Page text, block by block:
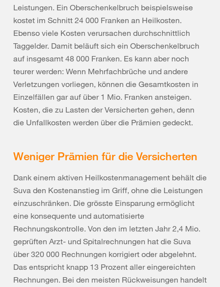
Leistungen. Ein Oberschenkelbruch beispielsweise
kostet im Schnitt 24 000 Franken an Heilkosten.
Ebenso viele Kosten verursachen durchschnittlich
Taggelder. Damit beläuft sich ein Oberschenkelbruch
auf insgesamt 48 000 Franken. Es kann aber noch
teurer werden: Wenn Mehrfachbrüche und andere
Verletzungen vorliegen, können die Gesamtkosten in
Einzelfällen gar auf über 1 Mio. Franken ansteigen.
Kosten, die zu Lasten der Versicherten gehen, denn
die Unfallkosten werden über die Prämien gedeckt.
Weniger Prämien für die Versicherten
Dank einem aktiven Heilkostenmanagement behält die
Suva den Kostenanstieg im Griff, ohne die Leistungen
einzuschränken. Die grösste Einsparung ermöglicht
eine konsequente und automatisierte
Rechnungskontrolle. Von den im letzten Jahr 2,4 Mio.
geprüften Arzt- und Spitalrechnungen hat die Suva
über 320 000 Rechnungen korrigiert oder abgelehnt.
Das entspricht knapp 13 Prozent aller eingereichten
Rechnungen. Bei den meisten Rückweisungen handelt